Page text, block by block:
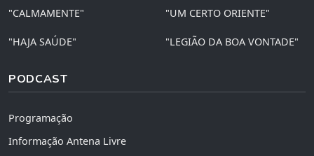
"CALMAMENTE" "UM CERTO ORIENTE"
"HAJA SAÚDE" "LEGIÃO DA BOA VONTADE"
PODCAST
Programação
Informação Antena Livre